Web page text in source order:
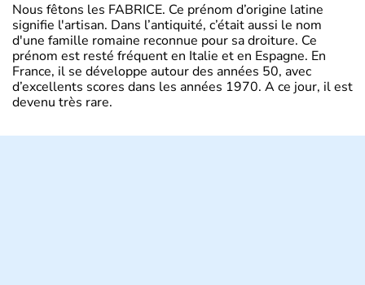
Nous fêtons les FABRICE. Ce prénom d’origine latine
signifie l'artisan. Dans l’antiquité, c’était aussi le nom
d'une famille romaine reconnue pour sa droiture. Ce
prénom est resté fréquent en Italie et en Espagne. En
France, il se développe autour des années 50, avec
d’excellents scores dans les années 1970. A ce jour, il est
devenu très rare.